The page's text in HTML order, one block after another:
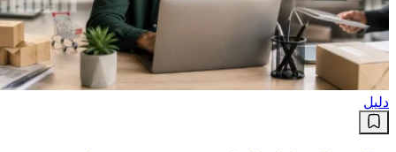
دليل